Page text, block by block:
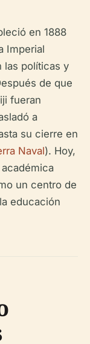
en 1888
Imperial
las políticas y
de que
fueran
a
su cierre en
Naval). Hoy,
un centro de
educación